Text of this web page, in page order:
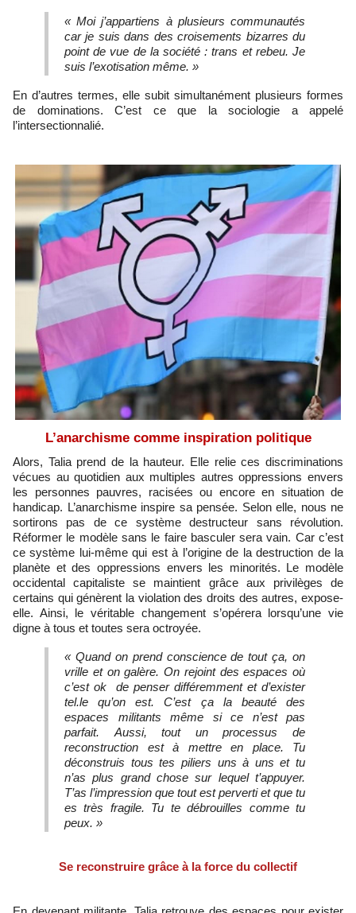
« Moi j’appartiens à plusieurs communautés
car je suis dans des croisements bizarres du
point de vue de la société : trans et rebeu. Je
suis l’exotisation même. »
En d’autres termes, elle subit simultanément plusieurs formes
de dominations. C’est ce que la sociologie a appelé
l’intersectionnalié.
L’anarchisme comme inspiration politique
Alors, Talia prend de la hauteur. Elle relie ces discriminations
vécues au quotidien aux multiples autres oppressions envers
les personnes pauvres, racisées ou encore en situation de
handicap. L’anarchisme inspire sa pensée. Selon elle, nous ne
sortirons pas de ce système destructeur sans révolution.
Réformer le modèle sans le faire basculer sera vain. Car c’est
ce système lui-même qui est à l’origine de la destruction de la
planète et des oppressions envers les minorités. Le modèle
occidental capitaliste se maintient grâce aux privilèges de
certains qui génèrent la violation des droits des autres, expose-
elle. Ainsi, le véritable changement s’opérera lorsqu’une vie
digne à tous et toutes sera octroyée.
« Quand on prend conscience de tout ça, on
vrille et on galère. On rejoint des espaces où
c’est ok de penser différemment et d’exister
tel.le qu’on est. C’est ça la beauté des
espaces militants même si ce n’est pas
parfait. Aussi, tout un processus de
reconstruction est à mettre en place. Tu
déconstruis tous tes piliers uns à uns et tu
n’as plus grand chose sur lequel t’appuyer.
T’as l’impression que tout est perverti et que tu
es très fragile. Tu te débrouilles comme tu
peux. »
Se reconstruire grâce à la force du collectif